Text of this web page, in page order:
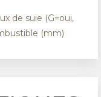
de suie (G=oui,
(mm)